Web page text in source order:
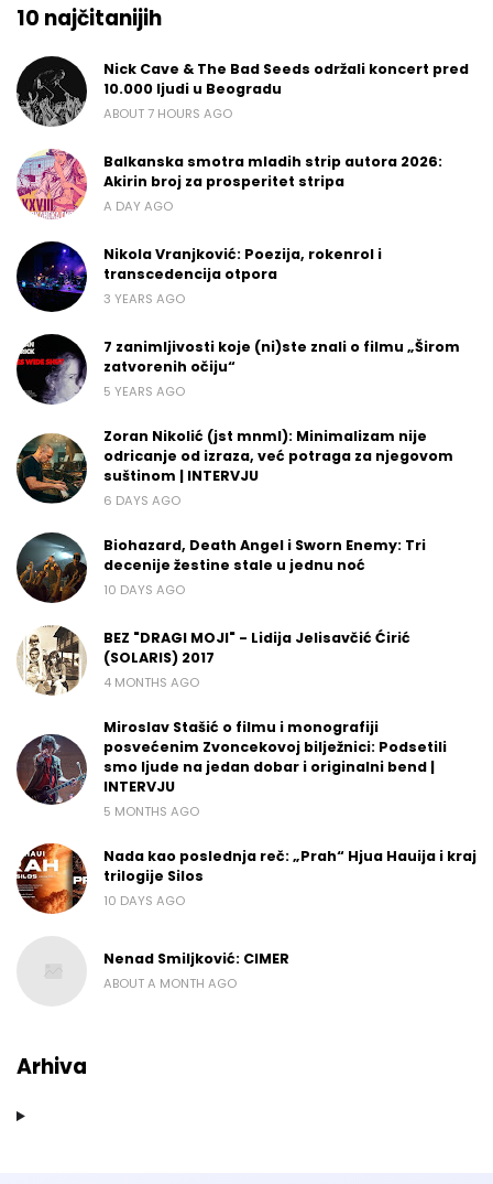
10 najčitanijih
Nick Cave & The Bad Seeds održali koncert pred
10.000 ljudi u Beogradu
ABOUT 7 HOURS AGO
Balkanska smotra mladih strip autora 2026:
Akirin broj za prosperitet stripa
A DAY AGO
Nikola Vranjković: Poezija, rokenrol i
transcedencija otpora
3 YEARS AGO
7 zanimljivosti koje (ni)ste znali o filmu „Širom
zatvorenih očiju“
5 YEARS AGO
Zoran Nikolić (jst mnml): Minimalizam nije
odricanje od izraza, već potraga za njegovom
suštinom | INTERVJU
6 DAYS AGO
Biohazard, Death Angel i Sworn Enemy: Tri
decenije žestine stale u jednu noć
10 DAYS AGO
BEZ "DRAGI MOJI" - Lidija Jelisavčić Ćirić
(SOLARIS) 2017
4 MONTHS AGO
Miroslav Stašić o filmu i monografiji
posvećenim Zvoncekovoj bilježnici: Podsetili
smo ljude na jedan dobar i originalni bend |
INTERVJU
5 MONTHS AGO
Nada kao poslednja reč: „Prah“ Hjua Hauija i kraj
trilogije Silos
10 DAYS AGO
Nenad Smiljković: CIMER
ABOUT A MONTH AGO
Arhiva